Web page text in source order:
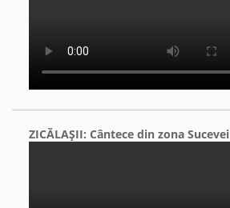
ZICĂLAŞII: Cântece din zona Sucevei